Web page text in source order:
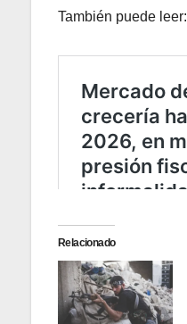
También puede leer:
Relacionado